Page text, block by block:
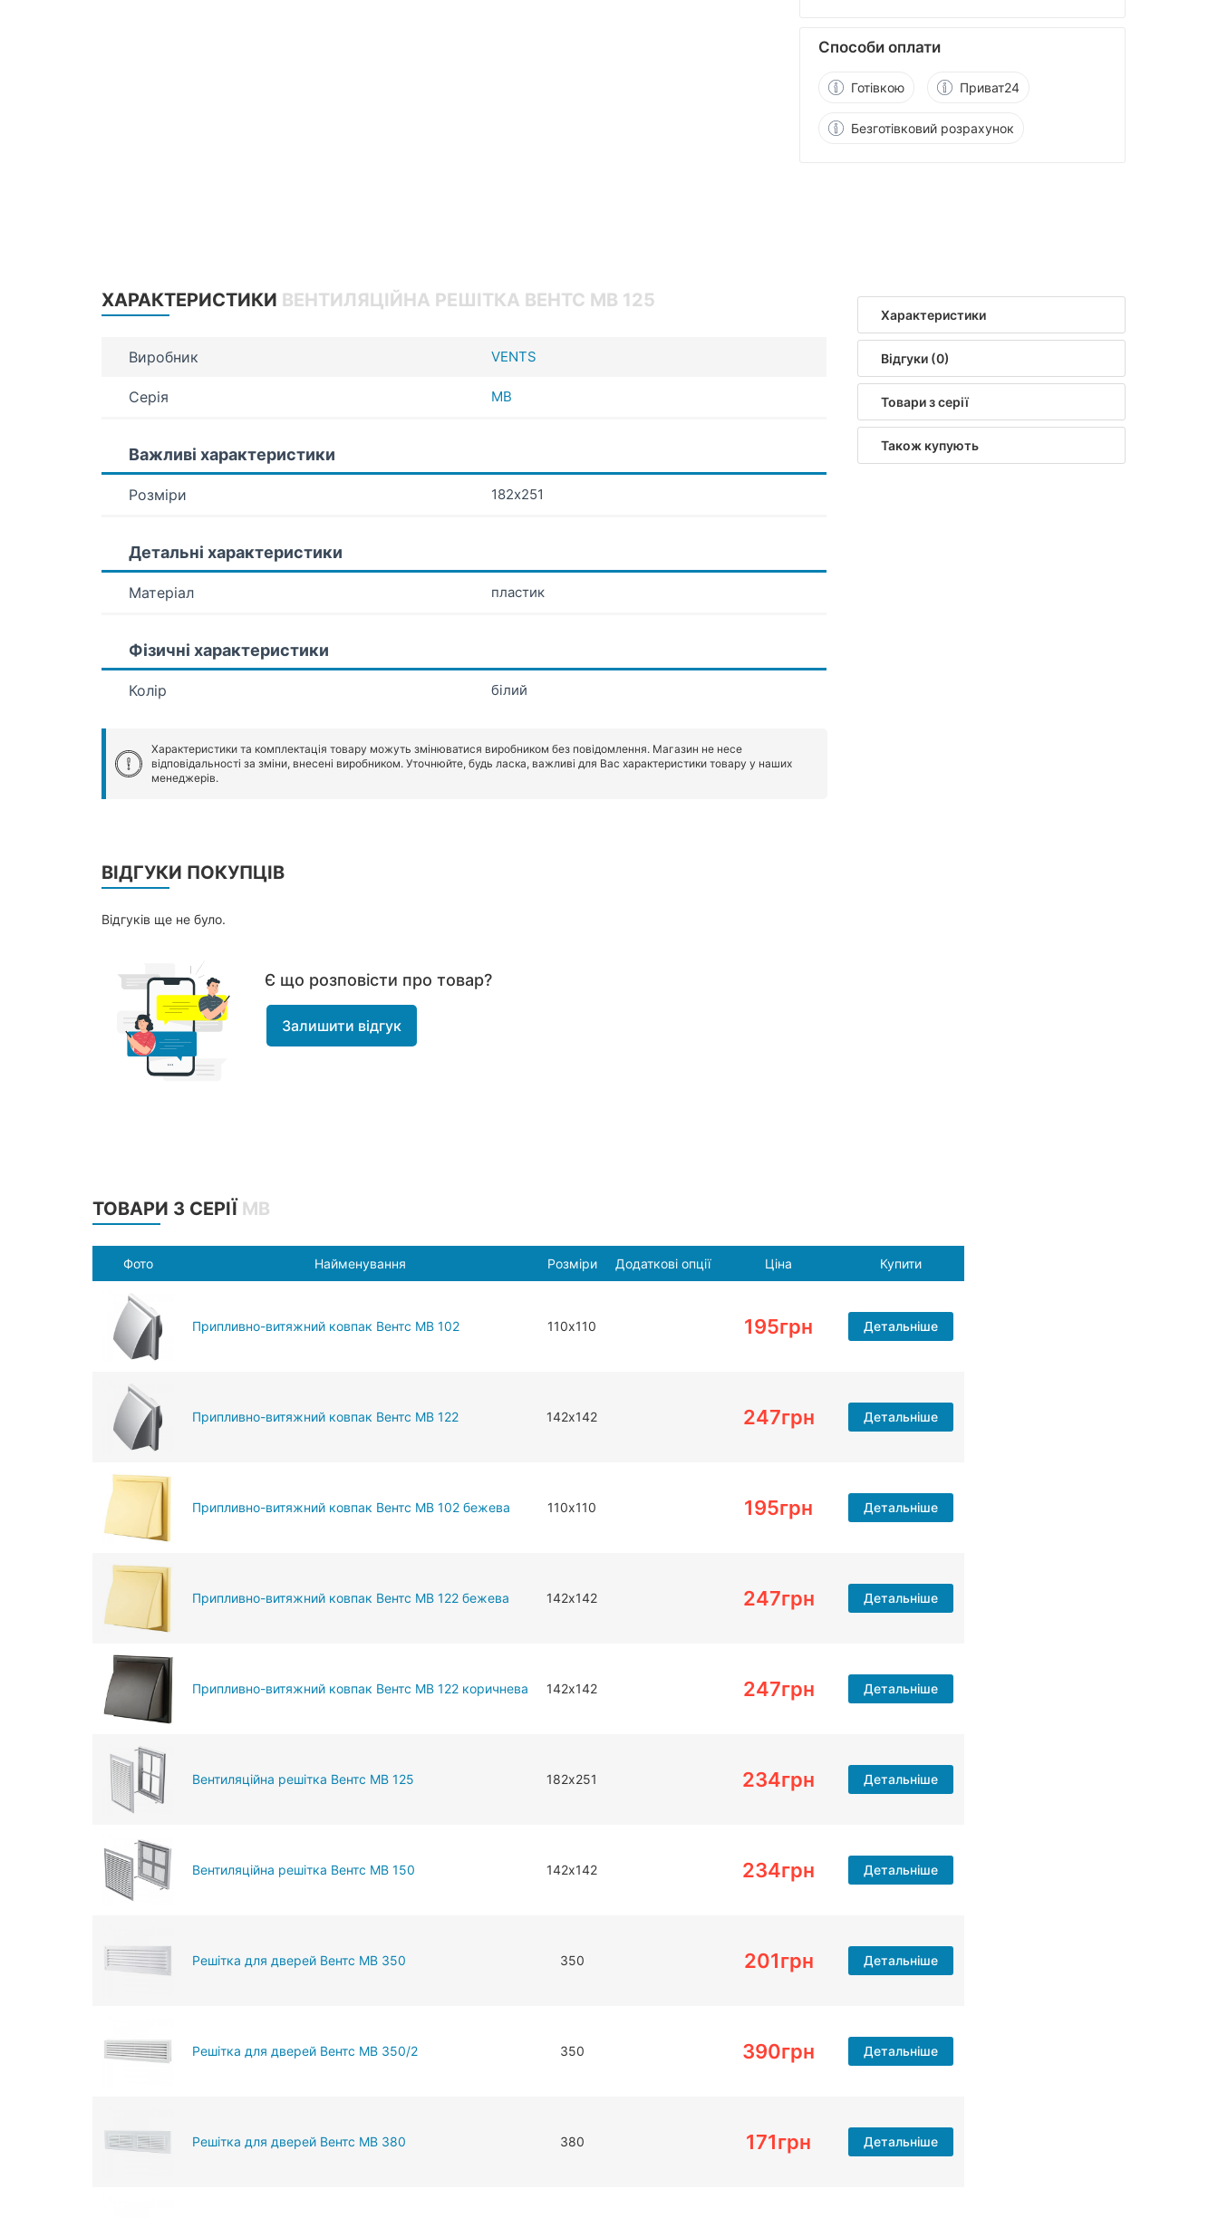
Способи оплати
Готівкою Приват24
Безготівковий розрахунок
Характеристики
Відгуки (0)
Товари з серії
Також купують
ХАРАКТЕРИСТИКИ ВЕНТИЛЯЦІЙНА РЕШІТКА ВЕНТС МВ 125
Виробник VENTS
Серія МВ
Важливі характеристики
Розміри 182х251
Детальні характеристики
Матеріал пластик
Фізичні характеристики
Колір білий
Характеристики та комплектація товару можуть змінюватися виробником без повідомлення. Магазин не несе
відповідальності за зміни, внесені виробником. Уточнюйте, будь ласка, важливі для Вас характеристики товару у наших
менеджерів.
ВІДГУКИ ПОКУПЦІВ
Відгуків ще не було.
Є що розповісти про товар?
Залишити відгук
ТОВАРИ З СЕРІЇ МВ
Фото Найменування Розміри Додаткові опції Ціна Купити
Припливно-витяжний ковпак Вентс МВ 102 110х110 195грн Детальніше
Припливно-витяжний ковпак Вентс МВ 122 142х142 247грн Детальніше
Припливно-витяжний ковпак Вентс МВ 102 бежева 110х110 195грн Детальніше
Припливно-витяжний ковпак Вентс МВ 122 бежева 142х142 247грн Детальніше
Припливно-витяжний ковпак Вентс МВ 122 коричнева 142х142 247грн Детальніше
Вентиляційна решітка Вентс МВ 125 182х251 234грн Детальніше
Вентиляційна решітка Вентс МВ 150 142х142 234грн Детальніше
Решітка для дверей Вентс МВ 350 350 201грн Детальніше
Решітка для дверей Вентс МВ 350/2 350 390грн Детальніше
Решітка для дверей Вентс МВ 380 380 171грн Детальніше